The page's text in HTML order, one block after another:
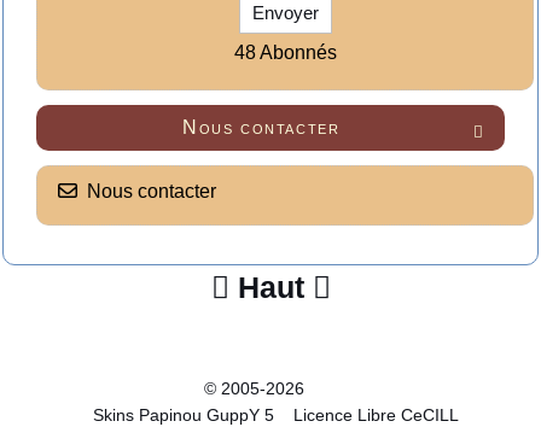
Envoyer
48 Abonnés

Nous contacter
Nous contacter
 Haut 
© 2005-2026
Skins Papinou GuppY 5
Licence Libre CeCILL